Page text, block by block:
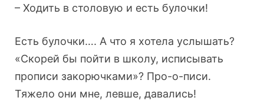
– Ходить в столовую и есть булочки!
Есть булочки…. А что я хотела услышать?
«Скорей бы пойти в школу, исписывать
прописи закорючками»? Про-о-писи.
Тяжело они мне, левше, давались!